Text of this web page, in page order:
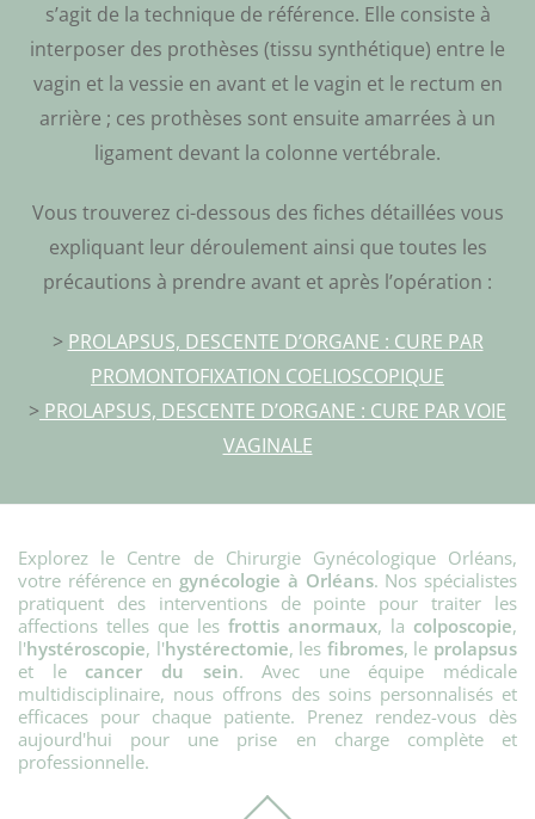
s’agit de la technique de référence. Elle consiste à
interposer des prothèses (tissu synthétique) entre le
vagin et la vessie en avant et le vagin et le rectum en
arrière ; ces prothèses sont ensuite amarrées à un
ligament devant la colonne vertébrale.
Vous trouverez ci-dessous des fiches détaillées vous
expliquant leur déroulement ainsi que toutes les
précautions à prendre avant et après l’opération :
> PROLAPSUS, DESCENTE D’ORGANE : CURE PAR
PROMONTOFIXATION COELIOSCOPIQUE
> PROLAPSUS, DESCENTE D’ORGANE : CURE PAR VOIE
VAGINALE
Explorez le Centre de Chirurgie Gynécologique Orléans,
votre référence en gynécologie à Orléans. Nos spécialistes
pratiquent des interventions de pointe pour traiter les
affections telles que les frottis anormaux, la colposcopie,
l'hystéroscopie, l'hystérectomie, les fibromes, le prolapsus
et le cancer du sein. Avec une équipe médicale
multidisciplinaire, nous offrons des soins personnalisés et
efficaces pour chaque patiente. Prenez rendez-vous dès
aujourd'hui pour une prise en charge complète et
professionnelle.